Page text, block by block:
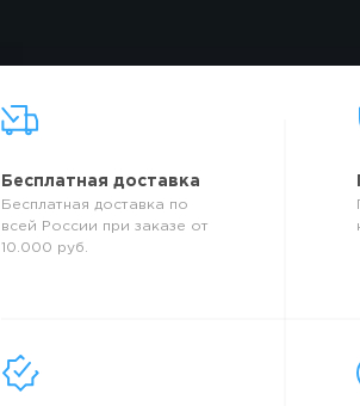
Бесплатная доставка
Бесплатная доставка по
всей России при заказе от
10.000 руб.